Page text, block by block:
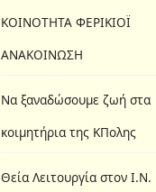
ΚΟΙΝΟΤΗΤΑ ΦΕΡΙΚΙΟΪ
ΑΝΑΚΟΙΝΩΣΗ
Να ξαναδώσουμε ζωή στα
κοιμητήρια της ΚΠολης
Θεία Λειτουργία στον Ι.N.